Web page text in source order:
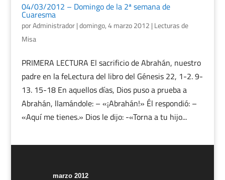
04/03/2012 – Domingo de la 2ª semana de
Cuaresma
porAdministrador|domingo, 4 marzo 2012 | Lecturas de
Misa
PRIMERA LECTURA El sacrificio de Abrahán, nuestro
padre en la feLectura del libro del Génesis 22, 1-2. 9-
13. 15-18 En aquellos días, Dios puso a prueba a
Abrahán, llamándole: – «¡Abrahán!» Él respondió: –
«Aquí me tienes.» Dios le dijo: -«Torna a tu hijo...
marzo 2012